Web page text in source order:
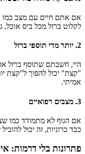
אם אתם חיים עם מצב כמו
לקלוט ברזל מכל ביס
2. יותר מדי תוספי ברזל
היי, חשבתם שתוסף ברזל
"קצת" יכול להפוך ל"קצת
אמיתי.
3. מצבים רפואיים
אם הגוף לא מתמודד כמו
כבד כרוניות, זה יכול
פתרונות בלי דרמות: